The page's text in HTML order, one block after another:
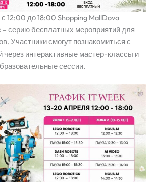
12:00 до 18:00 Shopping MallDova
– серию бесплатных мероприятий для
Участники смогут познакомиться с
через интерактивные мастер-классы и
сессии.